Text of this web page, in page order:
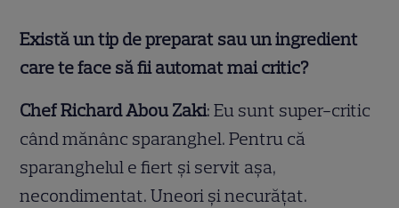
Există un tip de preparat sau un ingredient
care te face să fii automat mai critic?
Chef Richard Abou Zaki: Eu sunt super-critic
când mănânc sparanghel. Pentru că
sparanghelul e fiert și servit așa,
necondimentat. Uneori și necurățat.